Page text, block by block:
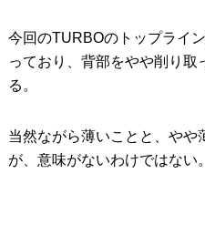
今回のTURBOのトップライ
っており、背部をやや削り取
る。
当然ながら薄いことと、やや
が、意味がないわけではない。